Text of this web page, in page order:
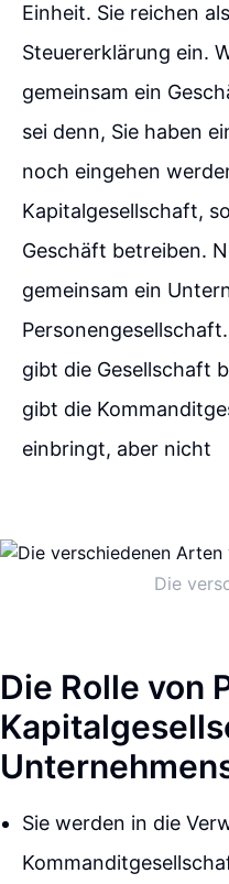
Einheit. Sie reichen
Steuererklärung ein.
gemeinsam ein
sei denn, Sie haben
noch eingehen
Kapitalgesellschaft,
Geschäft betreiben.
gemeinsam ein
gibt die Gesellschaft
gibt die
einbringt, aber nicht
Die
Die Rolle von
Sie werden in die